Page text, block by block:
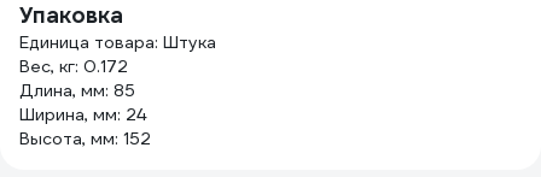
Упаковка
Единица товара: Штука
Вес, кг: 0.172
Длина, мм: 85
Ширина, мм: 24
Высота, мм: 152